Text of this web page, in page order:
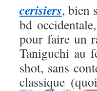
cerisiers, bien
bd
pour faire un
Taniguchi au
shot, sans
classique